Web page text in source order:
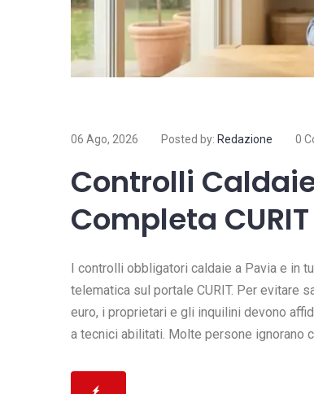
06 Ago, 2026 Posted by: Redazione 0
Controlli
Completa CURIT
I controlli obbligatori caldaie a Pavia e in
telematica sul portale CURIT. Per evitare
euro, i proprietari e gli inquilini devono
a tecnici abilitati. Molte persone ignorano
Pulizia split
condizionatore: elimina
cattivi odori